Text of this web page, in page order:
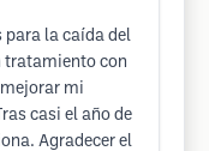
para la caída del
tratamiento con
mi
casi el año de
Agradecer el